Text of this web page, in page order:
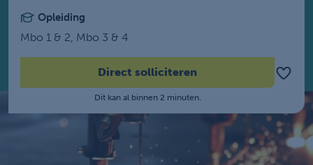
Opleiding
Mbo 1 & 2, Mbo 3 & 4
Direct solliciteren
Dit kan al binnen 2 minuten.